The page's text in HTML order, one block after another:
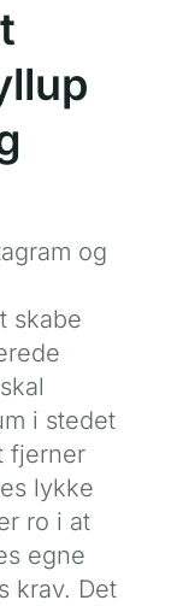
og
skabe
i stedet
fjerner
lykke
ro i at
egne
krav. Det